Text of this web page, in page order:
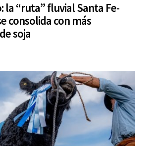
la “ruta” fluvial Santa Fe-
consolida con más
soja